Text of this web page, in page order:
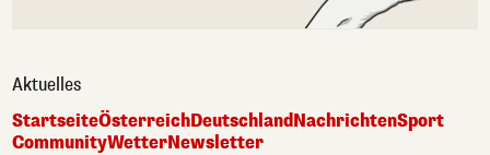
Aktuelles
StartseiteÖsterreichDeutschlandNachrichtenSport
CommunityWetterNewsletter